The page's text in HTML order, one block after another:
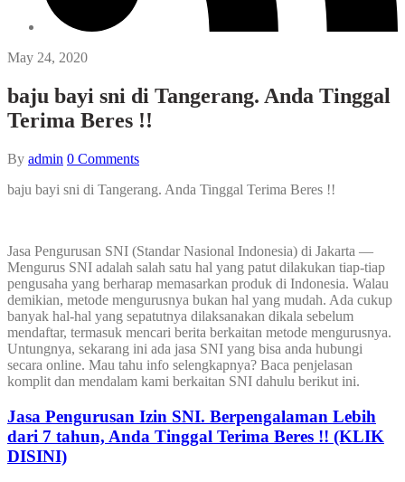
May 24, 2020
baju bayi sni di Tangerang. Anda Tinggal
Terima Beres !!
By admin 0 Comments
baju bayi sni di Tangerang. Anda Tinggal Terima Beres !!
Jasa Pengurusan SNI (Standar Nasional Indonesia) di Jakarta —
Mengurus SNI adalah salah satu hal yang patut dilakukan tiap-tiap
pengusaha yang berharap memasarkan produk di Indonesia. Walau
demikian, metode mengurusnya bukan hal yang mudah. Ada cukup
banyak hal-hal yang sepatutnya dilaksanakan dikala sebelum
mendaftar, termasuk mencari berita berkaitan metode mengurusnya.
Untungnya, sekarang ini ada jasa SNI yang bisa anda hubungi
secara online. Mau tahu info selengkapnya? Baca penjelasan
komplit dan mendalam kami berkaitan SNI dahulu berikut ini.
Jasa Pengurusan Izin SNI. Berpengalaman Lebih
dari 7 tahun, Anda Tinggal Terima Beres !! (KLIK
DISINI)